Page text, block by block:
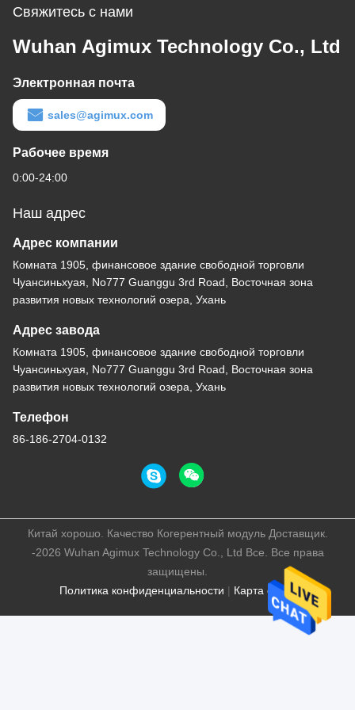
Свяжитесь с нами
Wuhan Agimux Technology Co., Ltd
Электронная почта
sales@agimux.com
Рабочее время
0:00-24:00
Наш адрес
Адрес компании
Комната 1905, финансовое здание свободной торговли
Чуансиньхуая, No777 Guanggu 3rd Road, Восточная зона
развития новых технологий озера, Ухань
Адрес завода
Комната 1905, финансовое здание свободной торговли
Чуансиньхуая, No777 Guanggu 3rd Road, Восточная зона
развития новых технологий озера, Ухань
Телефон
86-186-2704-0132
Политика конфиденциальности | Карта сайта
Китай хорошо. Качество Когерентный модуль Доставщик.
-2026 Wuhan Agimux Technology Co., Ltd Все. Все права
защищены.